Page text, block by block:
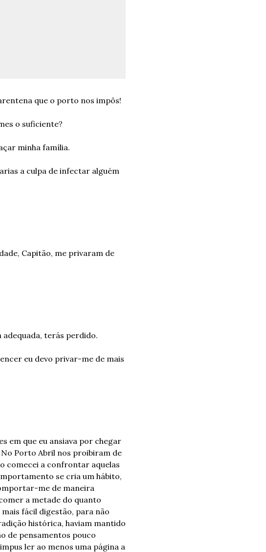
que o porto nos impôs!
o suficiente?
minha família.
a culpa de infectar alguém
Capitão, me privaram de
adequada, terás perdido.
eu devo privar-me de mais
em que eu ansiava por chegar
Porto Abril nos proibiram de
comecei a confrontar aquelas
se cria um hábito,
me de maneira
a metade do quanto
fácil digestão, para não
histórica, haviam mantido
de pensamentos pouco
ler ao menos uma página a